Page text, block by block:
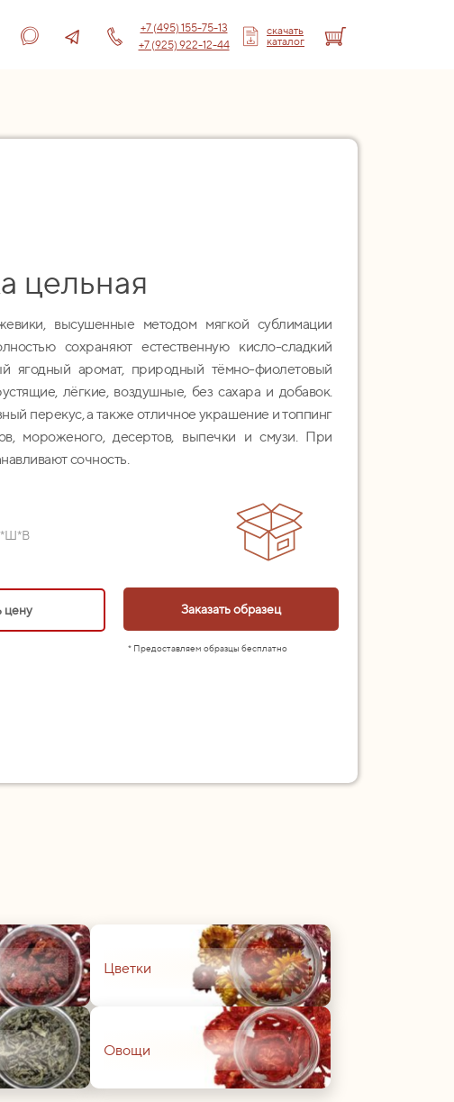
+7 (495) 155-75-13
+7 (925) 922-12-44
скачать
каталог
цельная
высушенные методом мягкой сублимации
сохраняют естественную кисло-сладкий
ягодный аромат, природный тёмно-фиолетовый
лёгкие, воздушные, без сахара и добавок.
перекус, а также отличное украшение и топпинг
мороженого, десертов, выпечки и смузи. При
сочность.
цену Заказать образец
* Предоставляем образцы бесплатно
Цветки
Овощи